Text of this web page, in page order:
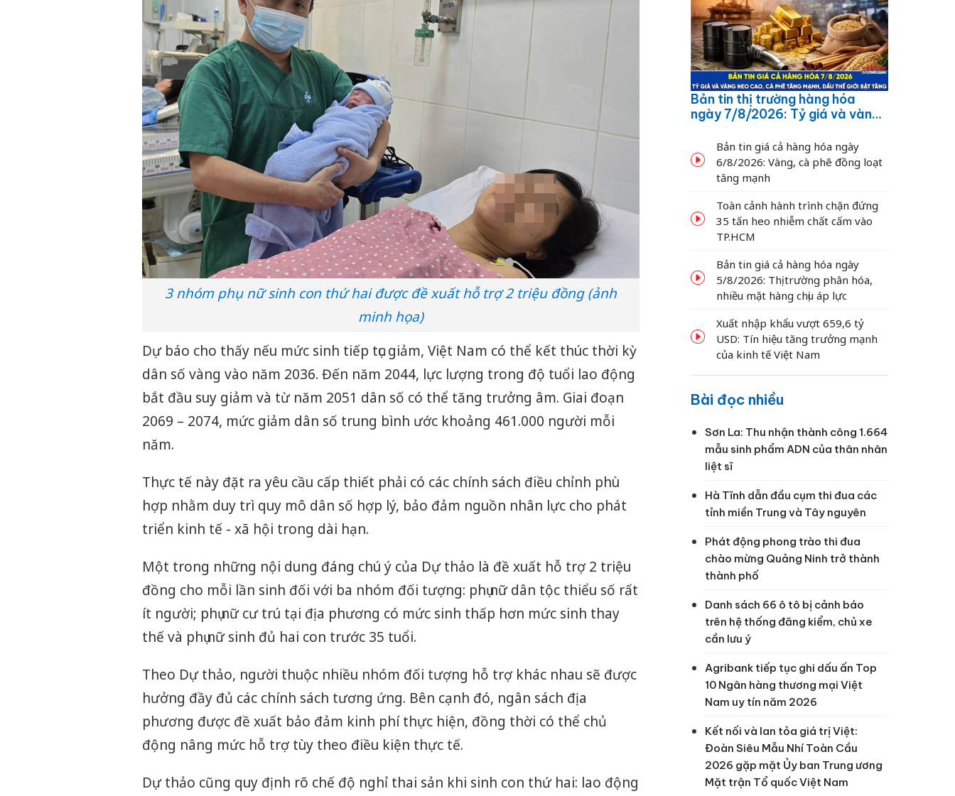
3 nhóm phụ nữ sinh con thứ hai được đề xuất hỗ trợ 2 triệu đồng (ảnh
minh họa)
Dự báo cho thấy nếu mức sinh tiếp tục giảm, Việt Nam có thể kết thúc thời kỳ
dân số vàng vào năm 2036. Đến năm 2044, lực lượng trong độ tuổi lao động
bắt đầu suy giảm và từ năm 2051 dân số có thể tăng trưởng âm. Giai đoạn
2069 – 2074, mức giảm dân số trung bình ước khoảng 461.000 người mỗi
năm.
Thực tế này đặt ra yêu cầu cấp thiết phải có các chính sách điều chỉnh phù
hợp nhằm duy trì quy mô dân số hợp lý, bảo đảm nguồn nhân lực cho phát
triển kinh tế - xã hội trong dài hạn.
Một trong những nội dung đáng chú ý của Dự thảo là đề xuất hỗ trợ 2 triệu
đồng cho mỗi lần sinh đối với ba nhóm đối tượng: phụ nữ dân tộc thiểu số rất
ít người; phụ nữ cư trú tại địa phương có mức sinh thấp hơn mức sinh thay
thế và phụ nữ sinh đủ hai con trước 35 tuổi.
Theo Dự thảo, người thuộc nhiều nhóm đối tượng hỗ trợ khác nhau sẽ được
hưởng đầy đủ các chính sách tương ứng. Bên cạnh đó, ngân sách địa
phương được đề xuất bảo đảm kinh phí thực hiện, đồng thời có thể chủ
động nâng mức hỗ trợ tùy theo điều kiện thực tế.
Dự thảo cũng quy định rõ chế độ nghỉ thai sản khi sinh con thứ hai: lao động
Bản tin thị trường hàng hóa
ngày 7/8/2026: Tỷ giá và vàng
dầu thế giới bật tăng
Bản tin giá cả hàng hóa ngày
6/8/2026: Vàng, cà phê đồng loạt
tăng mạnh
Toàn cảnh hành trình chặn đứng
35 tấn heo nhiễm chất cấm vào
TP.HCM
Bản tin giá cả hàng hóa ngày
5/8/2026: Thị trường phân hóa,
nhiều mặt hàng chịu áp lực
Xuất nhập khẩu vượt 659,6 tỷ
USD: Tín hiệu tăng trưởng mạnh
của kinh tế Việt Nam
Bài đọc nhiều
Sơn La: Thu nhận thành công 1.664
mẫu sinh phẩm ADN của thân nhân
liệt sĩ
Hà Tĩnh dẫn đầu cụm thi đua các
tỉnh miền Trung và Tây nguyên
Phát động phong trào thi đua
chào mừng Quảng Ninh trở thành
thành phố
Danh sách 66 ô tô bị cảnh báo
trên hệ thống đăng kiểm, chủ xe
cần lưu ý
Agribank tiếp tục ghi dấu ấn Top
10 Ngân hàng thương mại Việt
Nam uy tín năm 2026
Kết nối và lan tỏa giá trị Việt:
Đoàn Siêu Mẫu Nhí Toàn Cầu
2026 gặp mặt Ủy ban Trung ương
Mặt trận Tổ quốc Việt Nam